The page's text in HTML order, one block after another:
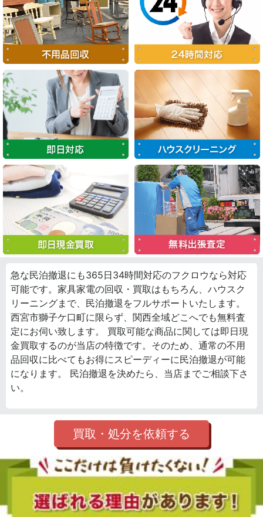
急な民泊撤退にも365日34時間対応のフクロウなら対応
可能です。家具家電の回収・買取はもちろん、ハウスク
リーニングまで、民泊撤退をフルサポートいたします。
西宮市獅子ケ口町に限らず、関西全域どこへでも無料査
定にお伺い致します。 買取可能な商品に関しては即日現
金買取するのが当店の特徴です。そのため、通常の不用
品回収に比べてもお得にスピーディーに民泊撤退が可能
になります。 民泊撤退を決めたら、当店までご相談下さ
い。
買取・処分を依頼する